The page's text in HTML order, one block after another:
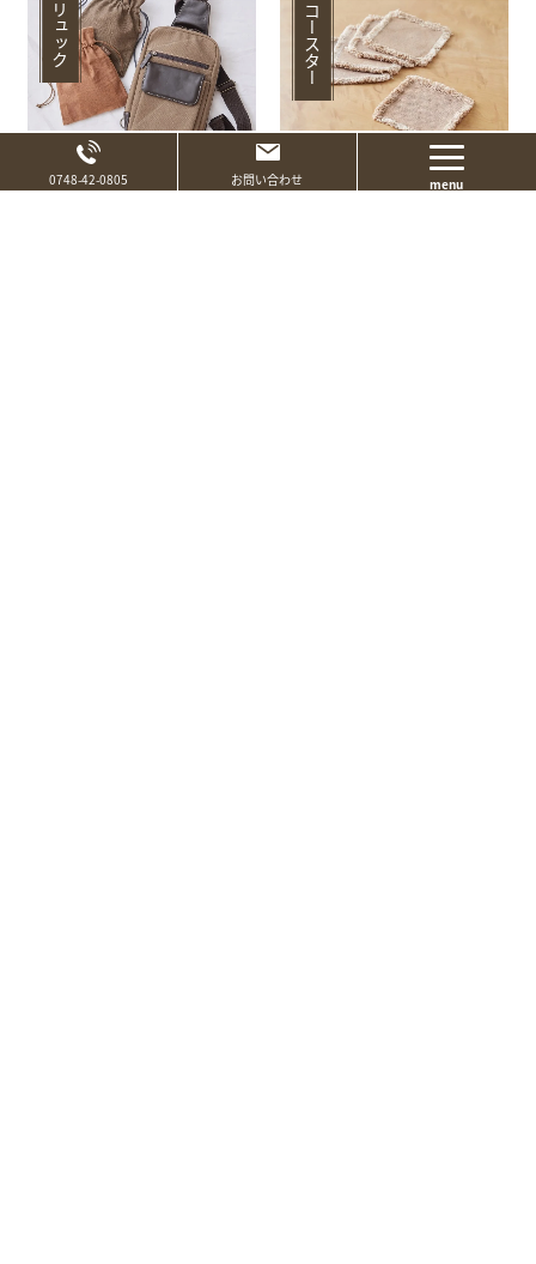
リュック コースター
Page Top
0748-42-0805 お問い合わせ menu